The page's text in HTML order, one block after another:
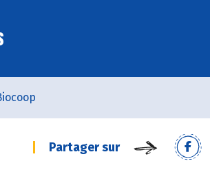
Partager sur